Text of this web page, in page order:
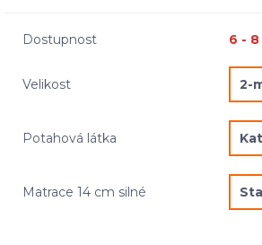
Dostupnost 6 -
Velikost
Potahová látka
Matrace 14 cm silné